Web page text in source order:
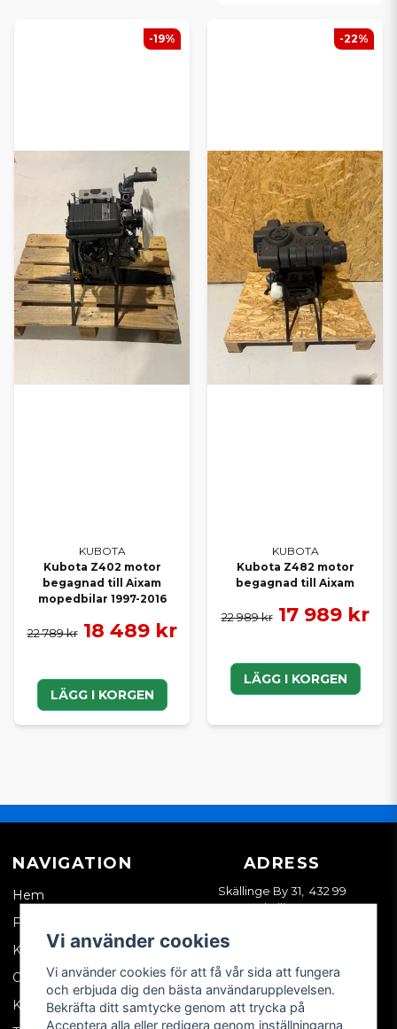
KUBOTA
Kubota Z402 motor
begagnad till Aixam
mopedbilar 1997-2016
22 789 kr 18 489 kr
LÄGG I KORGEN
-19%
KUBOTA
Kubota Z482 motor
begagnad till Aixam
22 989 kr 17 989 kr
LÄGG I KORGEN
-22%
NAVIGATION
Hem
Företagskund
Kontakta oss
Om oss
Köpvillkor
ADRESS
Skällinge By 31, 432 99
Skällinge
Vi använder cookies
Vi använder cookies för att få vår sida att fungera
och erbjuda dig den bästa användarupplevelsen.
Bekräfta ditt samtycke genom att trycka på
Acceptera alla eller redigera genom inställningarna